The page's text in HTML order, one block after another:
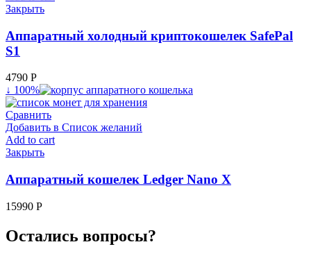
Закрыть
Аппаратный холодный криптокошелек SafePal
S1
4790 Р
↓ 100%
Сравнить
Добавить в Список желаний
Add to cart
Закрыть
Аппаратный кошелек Ledger Nano X
15990 Р
Остались вопросы?